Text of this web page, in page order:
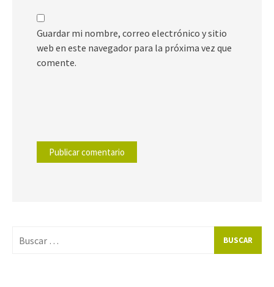
Guardar mi nombre, correo electrónico y sitio
web en este navegador para la próxima vez que
comente.
por: